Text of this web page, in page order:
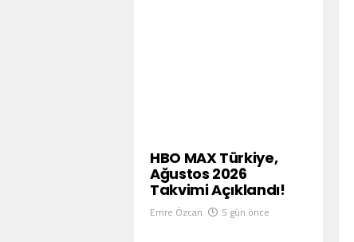
HBO MAX Türkiye,
Ağustos 2026
Takvimi Açıklandı!
Emre Özcan 5 gün önce